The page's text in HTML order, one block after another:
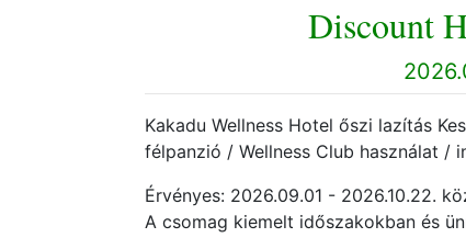
Discount
Kakadu Wellness Hotel őszi lazítás
félpanzió / Wellness Club használat /
Érvényes: 2026.09.01 - 2026.10.22.
A csomag kiemelt időszakokban és